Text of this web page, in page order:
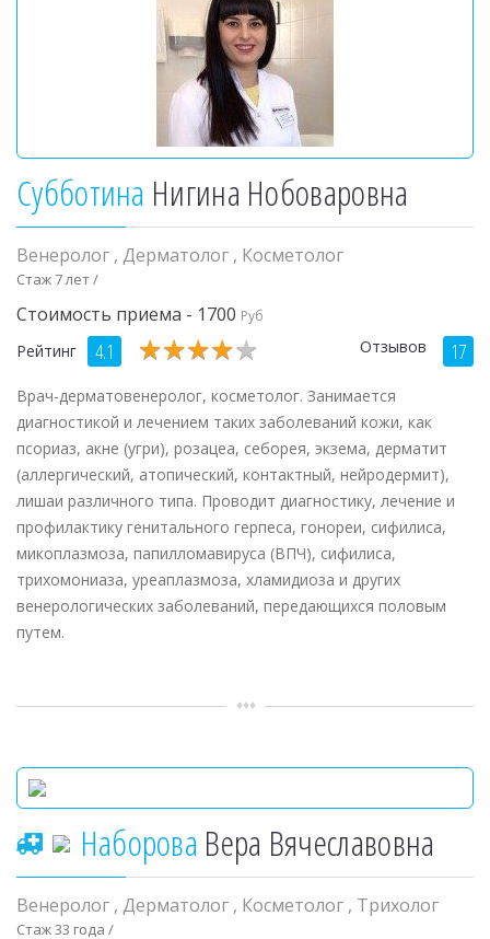
Субботина Нигина Нобоваровна
Венеролог , Дерматолог , Косметолог
Стаж 7 лет /
Стоимость приема - 1700 Руб
Рейтинг 4.1 ★★★★★
★★★★★ Отзывов 17
Врач-дерматовенеролог, косметолог. Занимается
диагностикой и лечением таких заболеваний кожи, как
псориаз, акне (угри), розацеа, себорея, экзема, дерматит
(аллергический, атопический, контактный, нейродермит),
лишаи различного типа. Проводит диагностику, лечение и
профилактику генитального герпеса, гонореи, сифилиса,
микоплазмоза, папилломавируса (ВПЧ), сифилиса,
трихомониаза, уреаплазмоза, хламидиоза и других
венерологических заболеваний, передающихся половым
путем.
Наборова Вера Вячеславовна
Венеролог , Дерматолог , Косметолог , Трихолог
Стаж 33 года /